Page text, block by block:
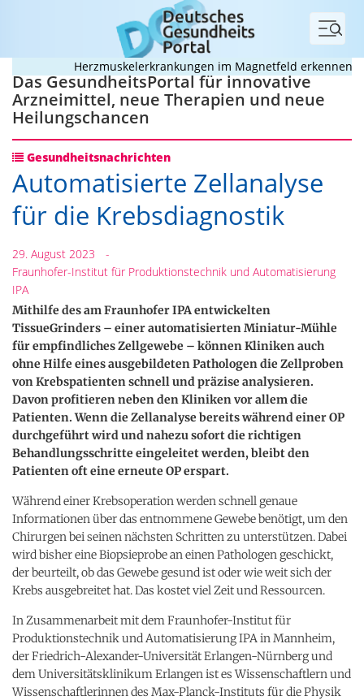
Menü
Herzmuskelerkrankungen im Magnetfeld erkennen
Das GesundheitsPortal für innovative
Arzneimittel, neue Therapien und neue
Heilungschancen
Gesundheitsnachrichten
Automatisierte Zellanalyse
für die Krebsdiagnostik
29. August 2023
-
Fraunhofer-Institut für Produktionstechnik und Automatisierung
IPA
Mithilfe des am Fraunhofer IPA entwickelten
TissueGrinders – einer automatisierten Miniatur-Mühle
für empfindliches Zellgewebe – können Kliniken auch
ohne Hilfe eines ausgebildeten Pathologen die Zellproben
von Krebspatienten schnell und präzise analysieren.
Davon profitieren neben den Kliniken vor allem die
Patienten. Wenn die Zellanalyse bereits während einer OP
durchgeführt wird und nahezu sofort die richtigen
Behandlungsschritte eingeleitet werden, bleibt den
Patienten oft eine erneute OP erspart.
Während einer Krebsoperation werden schnell genaue
Informationen über das entnommene Gewebe benötigt, um den
Chirurgen bei seinen nächsten Schritten zu unterstützen. Dabei
wird bisher eine Biopsieprobe an einen Pathologen geschickt,
der beurteilt, ob das Gewebe gesund ist oder wie weit sich der
Krebs ausgebreitet hat. Das kostet viel Zeit und Ressourcen.
In Zusammenarbeit mit dem Fraunhofer-Institut für
Produktionstechnik und Automatisierung IPA in Mannheim,
der Friedrich-Alexander-Universität Erlangen-Nürnberg und
dem Universitätsklinikum Erlangen ist es Wissenschaftlern und
Wissenschaftlerinnen des Max-Planck-Instituts für die Physik